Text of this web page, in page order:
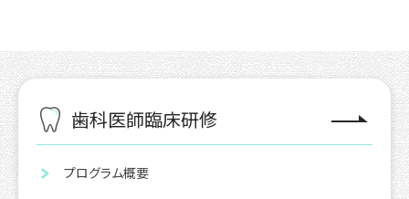
歯科医師臨床研修
プログラム概要